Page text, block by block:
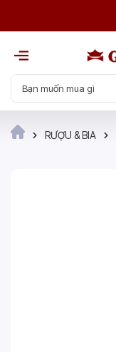
RƯỢU & BIA